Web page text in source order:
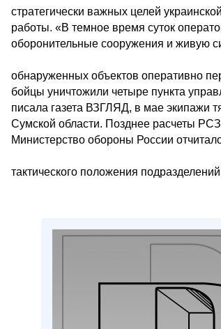
стратегически важных целей
работы. «В темное время суток
оборонительные сооружения и живую
обнаруженных объектов оперативно
бойцы уничтожили четыре пункта
писала газета ВЗГЛЯД, в мае экипажи
Сумской области. Позднее расчеты
Министерство обороны России
тактического положения